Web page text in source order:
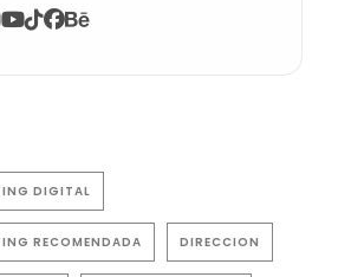
DIGITAL
RECOMENDADA DIRECCION